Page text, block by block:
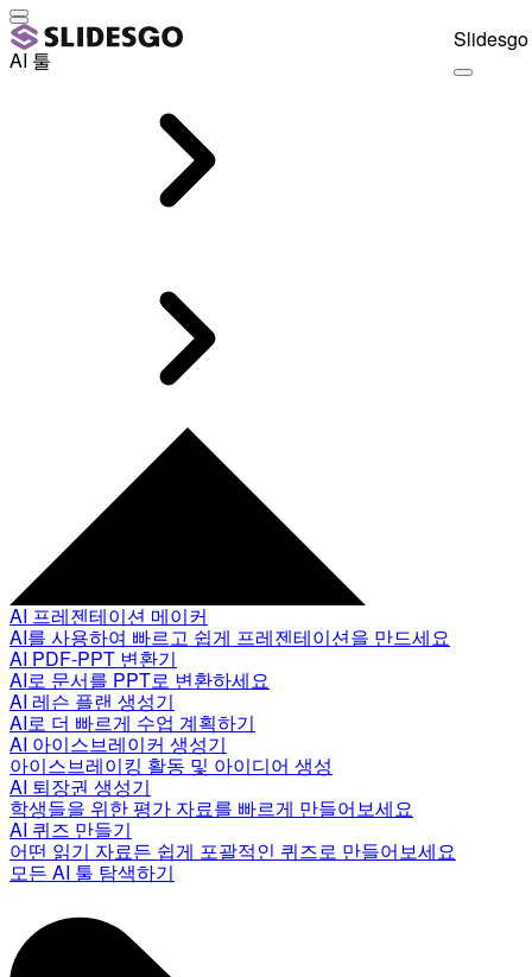
AI 툴
AI 프레젠테이션 메이커
AI를 사용하여 빠르고 쉽게 프레젠테이션을 만드세요
AI PDF-PPT 변환기
AI로 문서를 PPT로 변환하세요
AI 레슨 플랜 생성기
AI로 더 빠르게 수업 계획하기
AI 아이스브레이커 생성기
아이스브레이킹 활동 및 아이디어 생성
AI 퇴장권 생성기
학생들을 위한 평가 자료를 빠르게 만들어보세요
AI 퀴즈 만들기
어떤 읽기 자료든 쉽게 포괄적인 퀴즈로 만들어보세요
모든 AI 툴 탐색하기